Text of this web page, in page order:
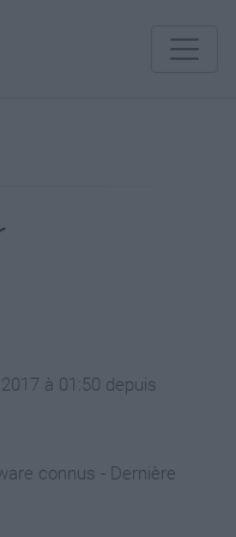
à 01:50 depuis
connus - Dernière